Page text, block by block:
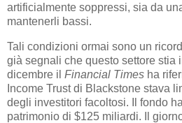
artificialmente soppressi, sia da
mantenerli bassi.
Tali condizioni ormai sono un
già segnali che questo settore stia
dicembre il Financial Times ha
Income Trust di Blackstone stava
degli investitori facoltosi. Il fondo
patrimonio di $125 miliardi. Il